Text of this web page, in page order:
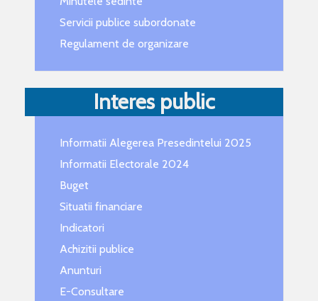
Servicii publice subordonate
Regulament de organizare
Interes public
Informatii Alegerea Presedintelui 2025
Informatii Electorale 2024
Buget
Situatii financiare
Indicatori
Achizitii publice
Anunturi
E-Consultare